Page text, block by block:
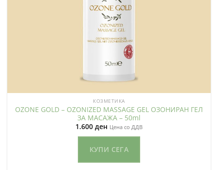
КОЗМЕТИКА
OZONE GOLD – OZONIZED MASSAGE GEL ОЗОНИРАН ГЕЛ
ЗА МАСАЖА – 50ml
1.600 ден Цена со ДДВ
КУПИ СЕГА